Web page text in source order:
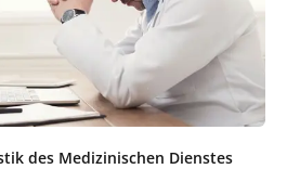
des Medizinischen Dienstes